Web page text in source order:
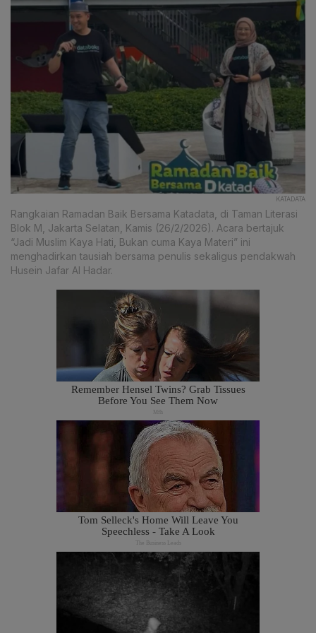
KATADATA
Rangkaian Ramadan Baik Bersama Katadata, di Taman Literasi
Blok M, Jakarta Selatan, Kamis (26/2/2026). Acara bertajuk
“Jadi Muslim Kaya Hati, Bukan cuma Kaya Materi” ini
menghadirkan tausiah bersama penulis sekaligus pendakwah
Husein Jafar Al Hadar.